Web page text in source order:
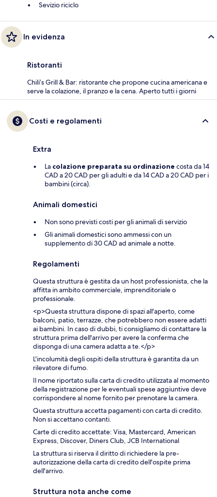
Sevizio riciclo
In evidenza
Ristoranti
Chili’s Grill & Bar: ristorante che propone cucina americana e
serve la colazione, il pranzo e la cena. Aperto tutti i giorni
Costi e regolamenti
Extra
La colazione preparata su ordinazione costa da 14
CAD a 20 CAD per gli adulti e da 14 CAD a 20 CAD per i
bambini (circa).
Animali domestici
Non sono previsti costi per gli animali di servizio
Gli animali domestici sono ammessi con un
supplemento di 30 CAD ad animale a notte.
Regolamenti
Questa struttura è gestita da un host professionista, che la
affitta in ambito commerciale, imprenditoriale o
professionale.
<p>Questa struttura dispone di spazi all'aperto, come
balconi, patio, terrazze, che potrebbero non essere adatti
ai bambini. In caso di dubbi, ti consigliamo di contattare la
struttura prima dell'arrivo per avere la conferma che
disponga di una camera adatta a te.</p>
L'incolumità degli ospiti della struttura è garantita da un
rilevatore di fumo.
Il nome riportato sulla carta di credito utilizzata al momento
della registrazione per le eventuali spese aggiuntive deve
corrispondere al nome fornito per prenotare la camera.
Questa struttura accetta pagamenti con carta di credito.
Non si accettano contanti.
Carte di credito accettate: Visa, Mastercard, American
Express, Discover, Diners Club, JCB International
La struttura si riserva il diritto di richiedere la pre-
autorizzazione della carta di credito dell'ospite prima
dell'arrivo.
Struttura nota anche come